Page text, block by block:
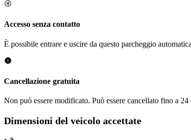
Accesso senza contatto
È possibile entrare e uscire da questo parcheggio
Cancellazione gratuita
Non può essere modificato. Può essere cancellato fino a
Dimensioni del veicolo accettate